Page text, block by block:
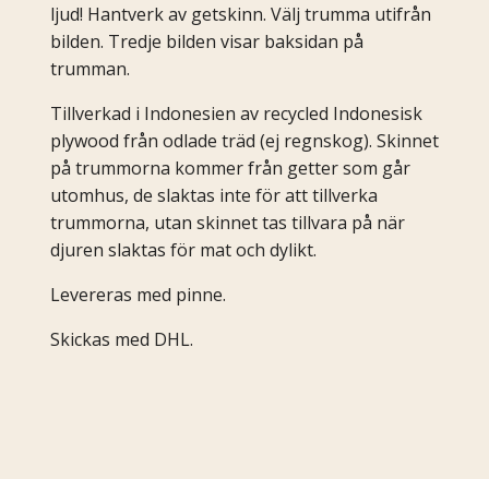
ljud! Hantverk av getskinn. Välj trumma utifrån
bilden. Tredje bilden visar baksidan på
trumman.
Tillverkad i Indonesien av recycled Indonesisk
plywood från odlade träd (ej regnskog). Skinnet
på trummorna kommer från getter som går
utomhus, de slaktas inte för att tillverka
trummorna, utan skinnet tas tillvara på när
djuren slaktas för mat och dylikt.
Levereras med pinne.
Skickas med DHL.